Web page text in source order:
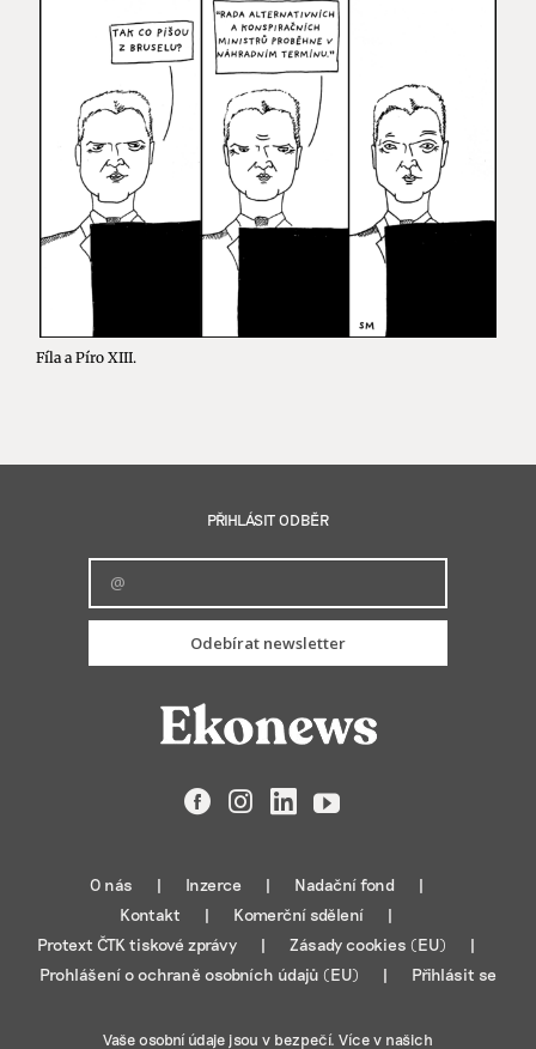
Fíla a Píro XIII.
PŘIHLÁSIT ODBĚR
Odebírat newsletter
FacebookInstagramLinkedIn
YouTube
O nás Inzerce
Nadační fond
Kontakt
Komerční sdělení
Protext ČTK tiskové zprávy
Zásady cookies (EU)
Prohlášení o ochraně osobních údajů (EU)
Přihlásit se
Vaše osobní údaje jsou v bezpečí. Více v našich